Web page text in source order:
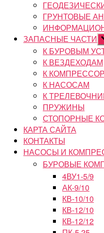
ГРУНТОВЫЕ
ЗАПАСНЫЕ ЧАСТИ
К БУРОВЫМ
К ВЕЗДЕХОДАМ
К
К НАСОСАМ
К
ПРУЖИНЫ
СТОПОРНЫЕ
КАРТА САЙТА
КОНТАКТЫ
НАСОСЫ И
БУРОВЫЕ
4ВУ1-5/9
АК-9/10
КВ-10/10
КВ-12/10
КВ-12/12